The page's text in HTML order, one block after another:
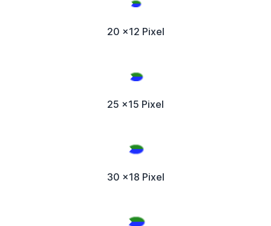
20 x12 Pixel
25 x15 Pixel
30 x18 Pixel